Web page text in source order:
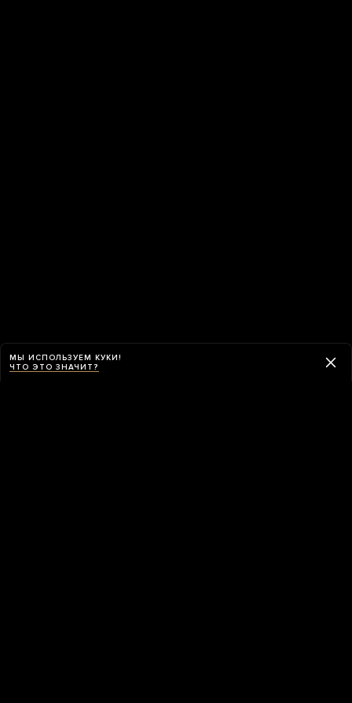
МЫ ИСПОЛЬЗУЕМ КУКИ!
ЧТО ЭТО ЗНАЧИТ?